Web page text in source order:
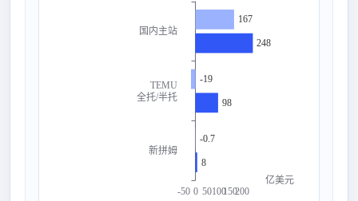
亿美元
新拼姆
TEMU
全托/半托
国内主站
-50 0 50100150200
-0.7
-19
167
8
98
248